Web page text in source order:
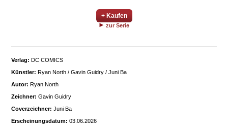
+ Kaufen
zur Serie
Verlag: DC COMICS
Künstler: Ryan North / Gavin Guidry / Juni Ba
Autor: Ryan North
Zeichner: Gavin Guidry
Coverzeichner: Juni Ba
Erscheinungsdatum: 03.06.2026